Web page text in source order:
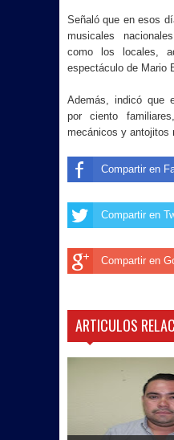
Señaló que en esos
musicales
como los locales,
espectáculo de Mario
Además, indicó que
por ciento
mecánicos y antojitos
Compartir en
Compartir en
Compartir en
ARTICULOS